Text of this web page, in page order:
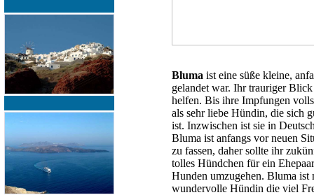
Bluma ist eine süße kleine,
gelandet war. Ihr trauriger
helfen. Bis ihre Impfungen
als sehr liebe Hündin, die sich
ist. Inzwischen ist sie in
Bluma ist anfangs vor neuen
zu fassen, daher sollte ihr
tolles Hündchen für ein
Hunden umzugehen. Bluma ist
wundervolle Hündin die viel